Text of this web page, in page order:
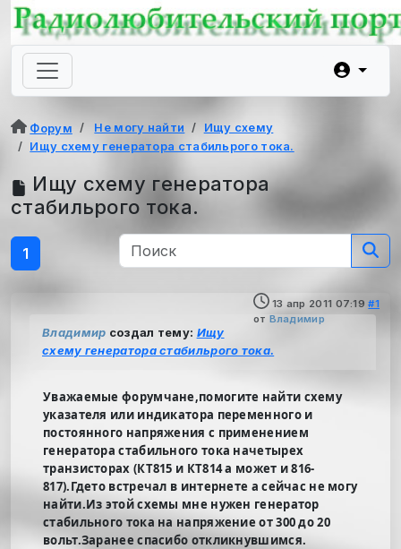
Форум Не могу найти
Ищу схему
Ищу схему генератора стабильрого тока.
Ищу схему генератора
стабильрого тока.
1
13 апр 2011 07:19 #1
от Владимир
Владимир создал тему: Ищу
схему генератора стабильрого тока.
Уважаемые форумчане,помогите найти схему
указателя или индикатора переменного и
постоянного напряжения с применением
генератора стабильного тока начетырех
транзисторах (КТ815 и КТ814 а может и 816-
817).Гдето встречал в интернете а сейчас не могу
найти.Из этой схемы мне нужен генератор
стабильного тока на напряжение от 300 до 20
вольт.Заранее спасибо откликнувшимся.